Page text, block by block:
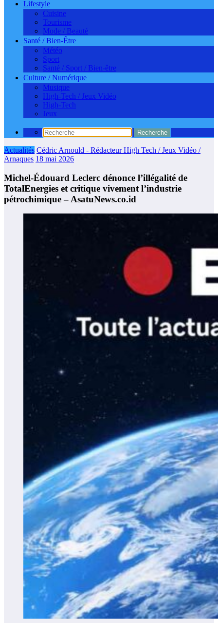
Lifestyle
Cuisine
Tourisme
Mode / Beauté
Santé / Bien-Être
Météo
Sport
Santé / Sport / Bien-être
Culture / Numérique
Musique
High-Tech / Jeux Vidéo
High-Tech
Jeux
Actualités Cédric Arnould - Rédacteur High Tech / Jeux Vidéo /
Arnaques 18 mai 2026
Michel-Édouard Leclerc dénonce l’illégalité de
TotalEnergies et critique vivement l’industrie
pétrochimique – AsatuNews.co.id